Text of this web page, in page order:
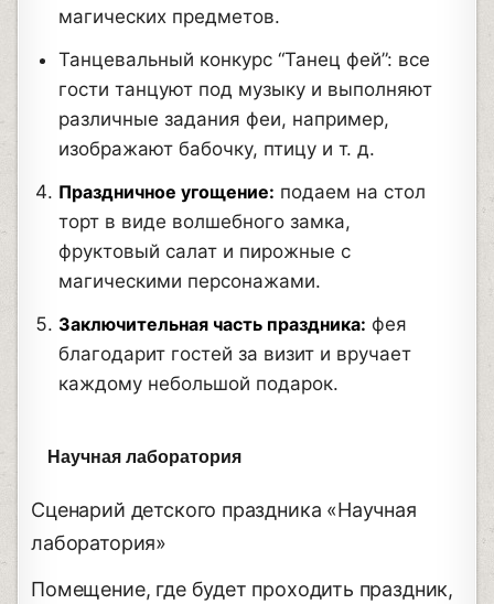
магических предметов.
Танцевальный конкурс “Танец фей”: все
гости танцуют под музыку и выполняют
различные задания феи, например,
изображают бабочку, птицу и т. д.
Праздничное угощение: подаем на стол
торт в виде волшебного замка,
фруктовый салат и пирожные с
магическими персонажами.
Заключительная часть праздника: фея
благодарит гостей за визит и вручает
каждому небольшой подарок.
Научная лаборатория
Сценарий детского праздника «Научная
лаборатория»
Помещение, где будет проходить праздник,